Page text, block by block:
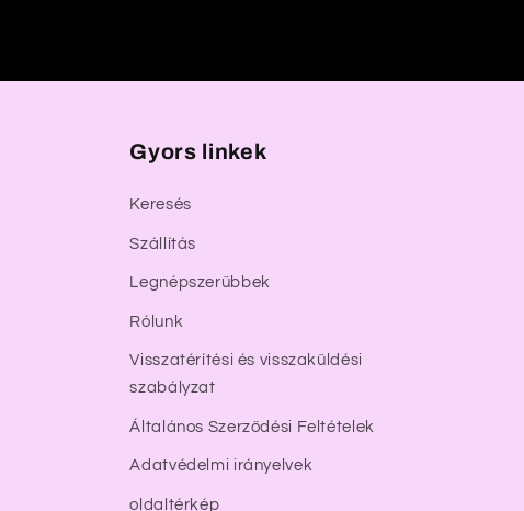
Gyors linkek
Keresés
Szállítás
Legnépszerűbbek
Rólunk
Visszatérítési és visszaküldési
szabályzat
Általános Szerződési Feltételek
Adatvédelmi irányelvek
oldaltérkép